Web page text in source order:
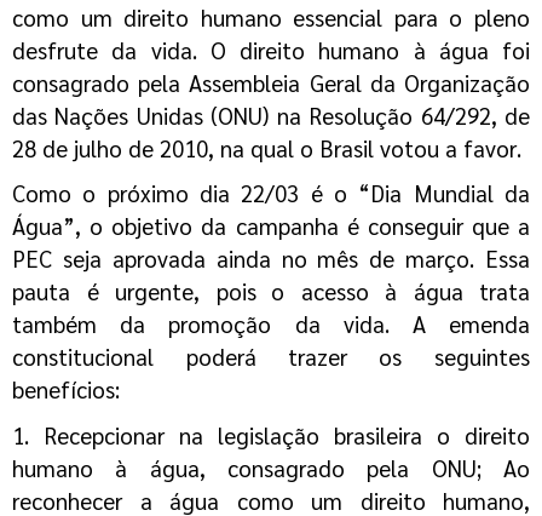
como um direito humano essencial para o pleno
desfrute da vida. O direito humano à água foi
consagrado pela Assembleia Geral da Organização
das Nações Unidas (ONU) na Resolução 64/292, de
28 de julho de 2010, na qual o Brasil votou a favor.
Como o próximo dia 22/03 é o “Dia Mundial da
Água”, o objetivo da campanha é conseguir que a
PEC seja aprovada ainda no mês de março. Essa
pauta é urgente, pois o acesso à água trata
também da promoção da vida. A emenda
constitucional poderá
trazer os seguintes
benefícios:
1. Recepcionar na legislação brasileira o direito
humano à água, consagrado pela ONU; Ao
reconhecer a água como um direito humano,